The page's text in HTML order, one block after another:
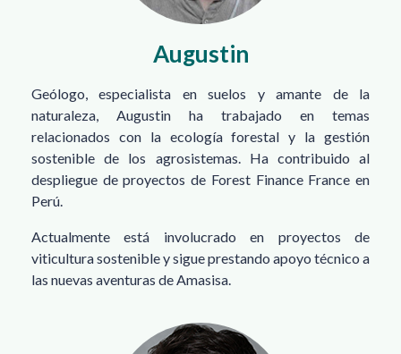
Augustin
Geólogo, especialista en suelos y amante de la
naturaleza, Augustin ha trabajado en temas
relacionados con la ecología forestal y la gestión
sostenible de los agrosistemas. Ha contribuido al
despliegue de proyectos de Forest Finance France en
Perú.
Actualmente está involucrado en proyectos de
viticultura sostenible y sigue prestando apoyo técnico a
las nuevas aventuras de Amasisa.